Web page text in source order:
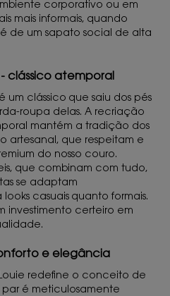
corporativo ou em
mais informais, quando
de um sapato social de alta
clássico atemporal
um clássico que saiu dos pés
roupa delas. A recriação
mantém a tradição dos
artesanal, que respeitam e
do nosso couro.
que combinam com tudo,
se adaptam
casuais quanto formais.
investimento certeiro em
e elegância
redefine o conceito de
é meticulosamente